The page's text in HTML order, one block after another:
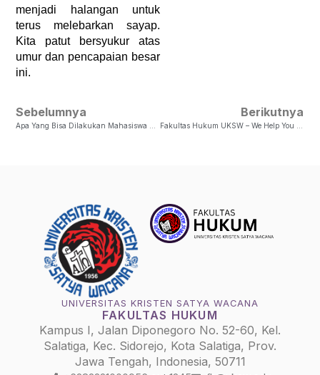
menjadi halangan untuk
terus melebarkan sayap.
Kita patut bersyukur atas
umur dan pencapaian besar
ini.
Sebelumnya Berikutnya
UNIVERSITAS KRISTEN SATYA WACANA
FAKULTAS HUKUM
Kampus I, Jalan Diponegoro No. 52-60, Kel.
Salatiga, Kec. Sidorejo, Kota Salatiga, Prov.
Jawa Tengah, Indonesia, 50711